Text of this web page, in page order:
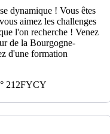
dynamique ! Vous êtes
aimez les challenges
l'on recherche ! Venez
de la Bourgogne-
d'une formation
212FYCY